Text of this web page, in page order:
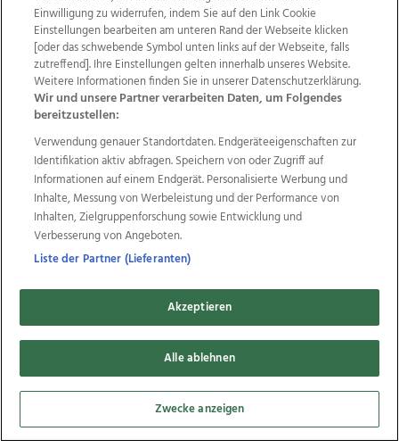
Wir über uns Mediadaten Kontakt
Jobs
Datenschutz
Impressum
AGB Anzeigekunden
AGB Website
Ehrenkodex Politische Werbung
Weitere Angebote des Medienhauses Wimmer
TV1 di-mog-i.at OÖNow
Ischler Woche
Life Radio
OÖNachrichten
OÖN Immobilien
OÖN Karriere
OÖN Reise
Promenaden Galerien
Regionaljobs
wasistlos.at
Copyrights © 2026 Tips Zeitungs GmbH & Co KG
developed by11x11.net
Cookie Einstellungen bearbeiten
Einwilligung zu widerrufen, indem Sie auf den Link Cookie
Einstellungen bearbeiten am unteren Rand der Webseite klicken
[oder das schwebende Symbol unten links auf der Webseite, falls
zutreffend]. Ihre Einstellungen gelten innerhalb unseres Website.
Weitere Informationen finden Sie in unserer Datenschutzerklärung.
Wir und unsere Partner verarbeiten Daten, um Folgendes
bereitzustellen:
Verwendung genauer Standortdaten. Endgeräteeigenschaften zur
Identifikation aktiv abfragen. Speichern von oder Zugriff auf
Informationen auf einem Endgerät. Personalisierte Werbung und
Inhalte, Messung von Werbeleistung und der Performance von
Inhalten, Zielgruppenforschung sowie Entwicklung und
Verbesserung von Angeboten.
Liste der Partner (Lieferanten)
Akzeptieren
Alle ablehnen
Zwecke anzeigen